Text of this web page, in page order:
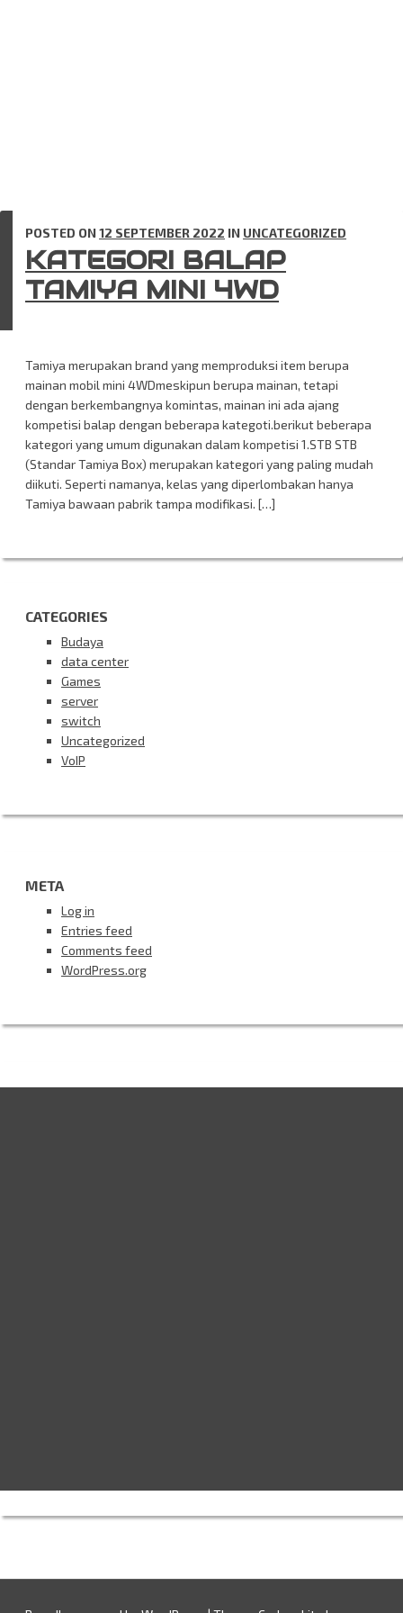
KATEGORI BALAP
TAMIYA MINI 4WD
POSTED ON12 SEPTEMBER 2022 IN UNCATEGORIZED
Tamiya merupakan brand yang memproduksi item berupa
mainan mobil mini 4WDmeskipun berupa mainan, tetapi
dengan berkembangnya komintas, mainan ini ada ajang
kompetisi balap dengan beberapa kategoti.berikut beberapa
kategori yang umum digunakan dalam kompetisi 1.STB STB
(Standar Tamiya Box) merupakan kategori yang paling mudah
diikuti. Seperti namanya, kelas yang diperlombakan hanya
Tamiya bawaan pabrik tampa modifikasi. […]
CATEGORIES
Budaya
data center
Games
server
switch
Uncategorized
VoIP
META
Log in
Entries feed
Comments feed
WordPress.org